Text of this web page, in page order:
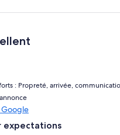
: Propreté, arrivée,
Google
expectations